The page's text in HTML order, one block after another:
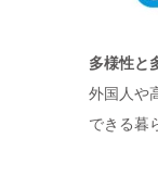
多様性と
外国人や
できる暮